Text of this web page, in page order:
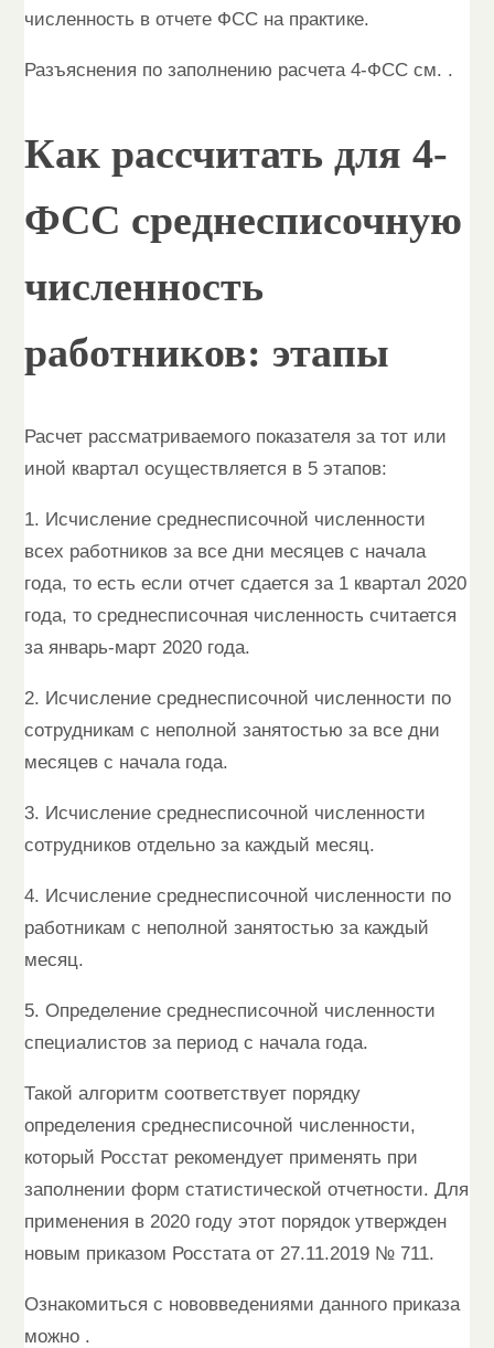
численность в отчете ФСС на практике.
Разъяснения по заполнению расчета 4-ФСС см. .
Как рассчитать для 4-
ФСС среднесписочную
численность
работников: этапы
Расчет рассматриваемого показателя за тот или
иной квартал осуществляется в 5 этапов:
1. Исчисление среднесписочной численности
всех работников за все дни месяцев с начала
года, то есть если отчет сдается за 1 квартал 2020
года, то среднесписочная численность считается
за январь-март 2020 года.
2. Исчисление среднесписочной численности по
сотрудникам с неполной занятостью за все дни
месяцев с начала года.
3. Исчисление среднесписочной численности
сотрудников отдельно за каждый месяц.
4. Исчисление среднесписочной численности по
работникам с неполной занятостью за каждый
месяц.
5. Определение среднесписочной численности
специалистов за период с начала года.
Такой алгоритм соответствует порядку
определения среднесписочной численности,
который Росстат рекомендует применять при
заполнении форм статистической отчетности. Для
применения в 2020 году этот порядок утвержден
новым приказом Росстата от 27.11.2019 № 711.
Ознакомиться с нововведениями данного приказа
можно .